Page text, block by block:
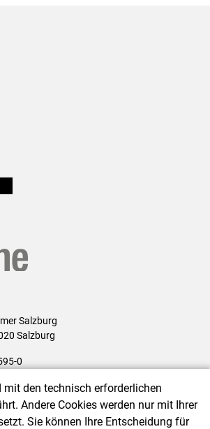
Salzburg
Salzburg
0
|Datenschutzerklärung|Barrierefreiheit|
mit den technisch erforderlichen
Andere Cookies werden nur mit Ihrer
Sie können Ihre Entscheidung für